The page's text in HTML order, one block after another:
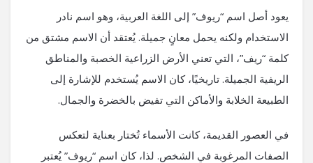
يعود أصل اسم “ريوف” إلى اللغة العربية، وهو اسم نادر
الاستخدام ولكنه يحمل معانٍ جميلة. يُعتقد أن الاسم مشتق من
كلمة “ريف”، التي تعني الأرض الزراعية الخصبة والمناطق
الريفية الجميلة. تاريخيًا، كان الاسم يُستخدم للإشارة إلى
الطبيعة الخلابة والأماكن التي تفيض بالخضرة والجمال.
في العصور القديمة، كانت الأسماء تُختار بعناية لتعكس
الصفات المرغوبة في الشخص. لذا، كان اسم “ريوف” يُعتبر